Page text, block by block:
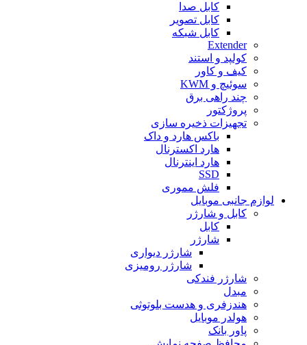
کابل صدا
کابل تصویر
کابل شبکه
Extender
کولپد و استند
کیف و کاور
سوئیچ و KWM
چند راهی برق
پروژکتور
تجهیزات ذخیره سازی
باکس هارد و داک
هارد اکسترنال
هارد اینترنال
SSD
فلش مموری
لوازم جانبی موبایل
کابل و شارژر
کابل
شارژر
شارژر دیواری
شارژر رومیزی
شارژر فندکی
مبدل
هندزفری و هدست بلوتوثی
هولدر موبایل
پاور بانک